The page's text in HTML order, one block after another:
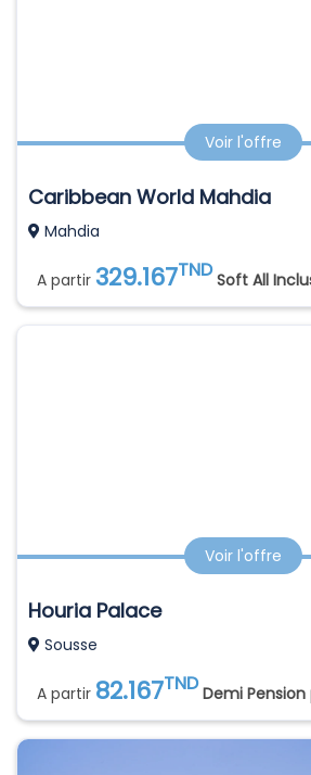
Voir l'offre
Caribbean World Mahdia
Mahdia
A partir 329.167TND Soft All
Voir l'offre
Houria Palace
Sousse
A partir 82.167TND Demi Pension